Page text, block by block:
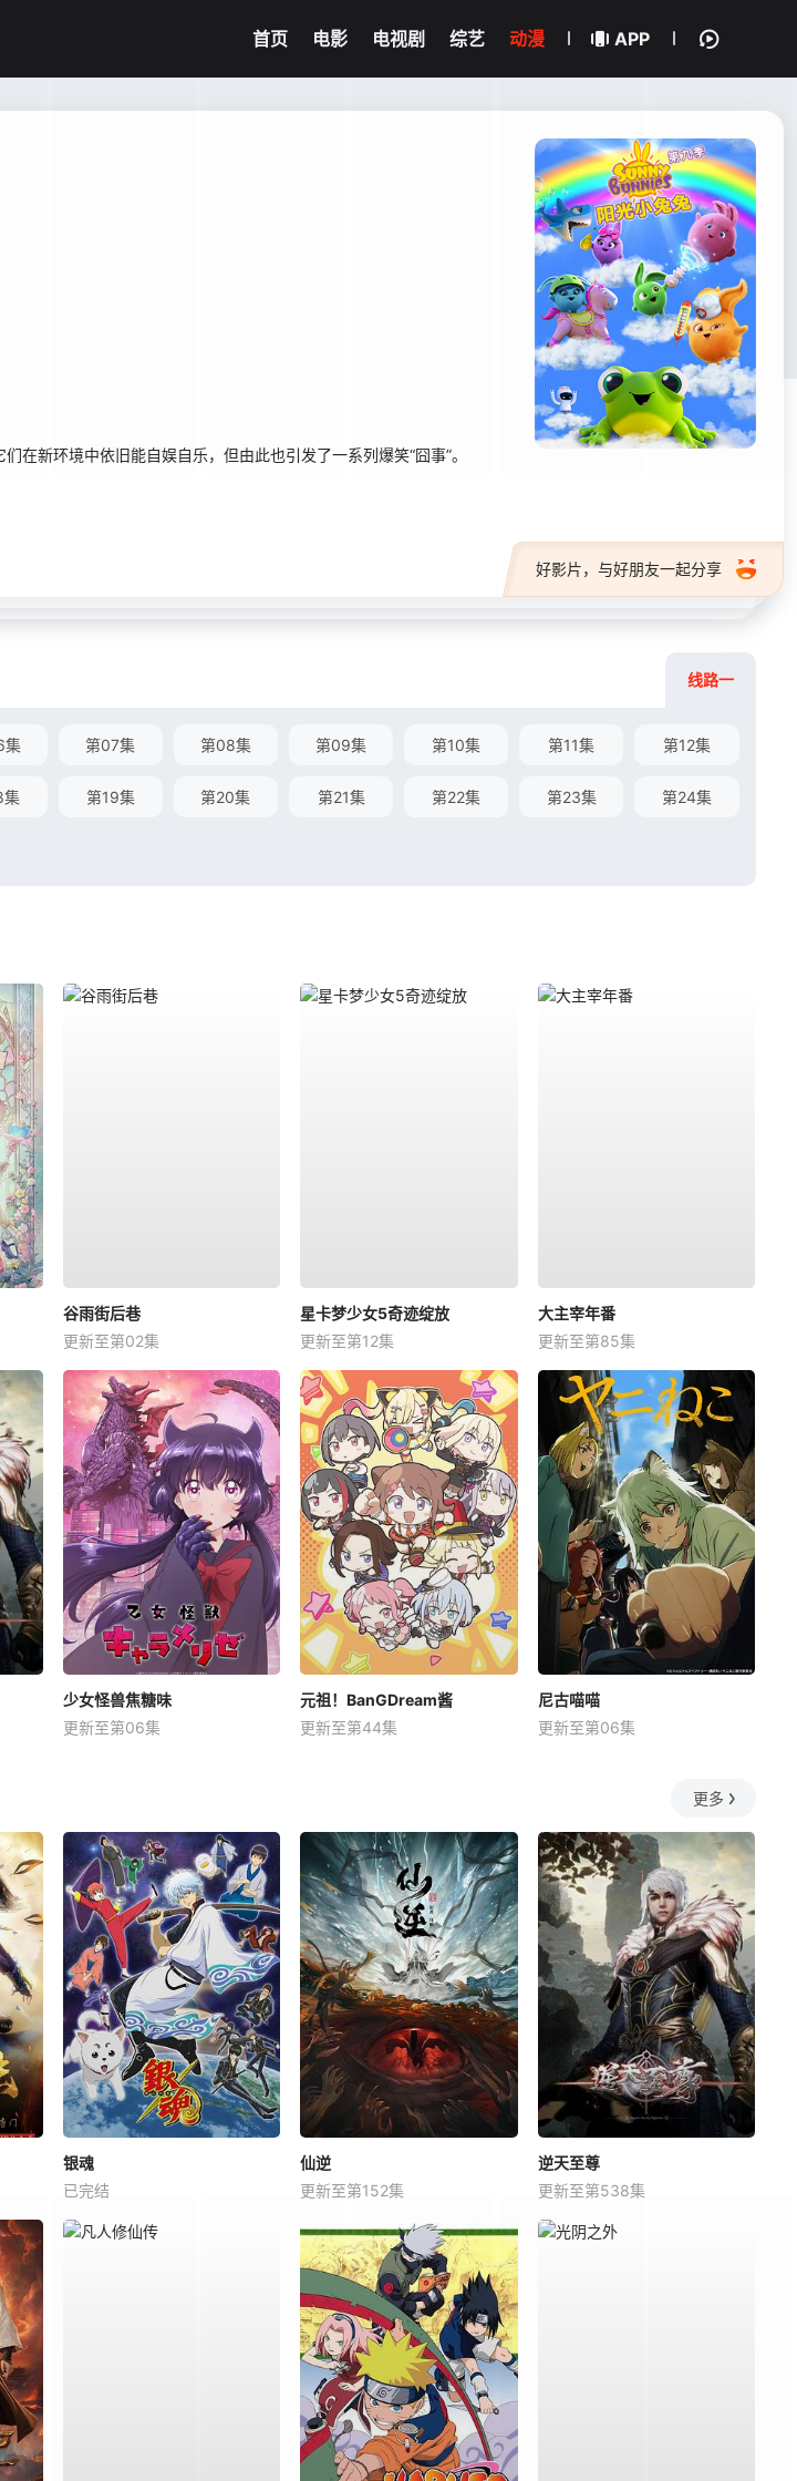
首页 电影 电视剧 综艺 动漫 APP
在新环境中依旧能自娱自乐，但由此也引发了一系列爆笑“囧事”。
好影片，与好朋友一起分享
线路一
集 第07集 第08集 第09集 第10集 第11集 第12集
集 第19集 第20集 第21集 第22集 第23集 第24集
谷雨街后巷
更新至第02集
星卡梦少女5奇迹绽放
更新至第12集
大主宰年番
更新至第85集
少女怪兽焦糖味
更新至第06集
元祖！BanGDream酱
更新至第44集
尼古喵喵
更新至第06集
更多
银魂
已完结
仙逆
更新至第152集
逆天至尊
更新至第538集